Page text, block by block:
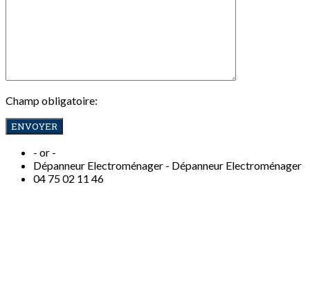
Champ obligatoire:
- or -
Dépanneur Electroménager - Dépanneur Electroménager
04 75 02 11 46